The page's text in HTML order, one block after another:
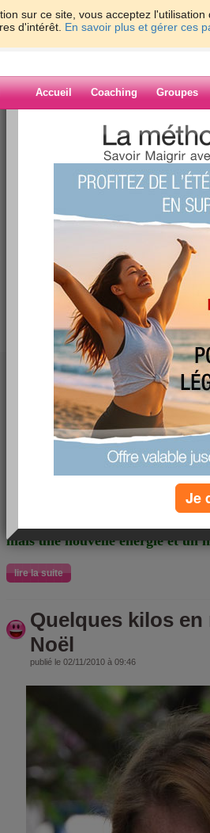
sur ce site, vous acceptez
d'intérêt. En savoir plus et gérer ces
Accueil Coaching Groupes
>
Blog de gladdys
21 - 27 »
‹ Préc. 1 2 3 4 5
Bilan positif du
publié le 02/11/2010 à 10:06
En ce mois d'Octobre 2010 :
Je suis fière de moi car : Après un
j'arrive à lâcher prise avec
aide beaucoup, beaucoup avec
anodines mais qui sont
"on reconstruira un équilibre"
j'ai refais
des démarches pour évoluer au
mais une nouvelle énergie et un
lire la suite
Quelques kilos
Noël
publié le 02/11/2010 à 09:46
Je